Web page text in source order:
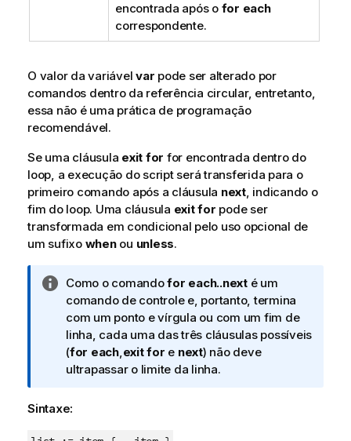
encontrada após o for each
correspondente.
O valor da variável var pode ser alterado por
comandos dentro da referência circular, entretanto,
essa não é uma prática de programação
recomendável.
Se uma cláusula exit for for encontrada dentro do
loop, a execução do script será transferida para o
primeiro comando após a cláusula next, indicando o
fim do loop. Uma cláusula exit for pode ser
transformada em condicional pelo uso opcional de
um sufixo whenou unless.
N
o
t
a
i
n
o
Como o comandofor each..nexté um
comando de controle e, portanto, termina
com um ponto e vírgula ou com um fim de
linha, cada uma das três cláusulas possíveis
(for each,exit for e next) não deve
ultrapassar o limite da linha.
Sintaxe: